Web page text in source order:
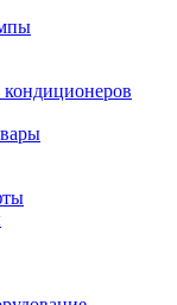
кондиционеров